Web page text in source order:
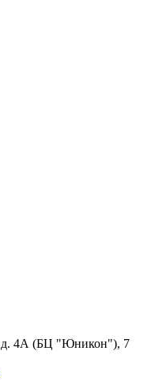
д. 4А (БЦ "Юникон"), 7